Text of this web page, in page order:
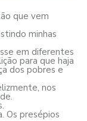
que vem
minhas
em diferentes
para que haja
dos pobres e
nos
Os presépios